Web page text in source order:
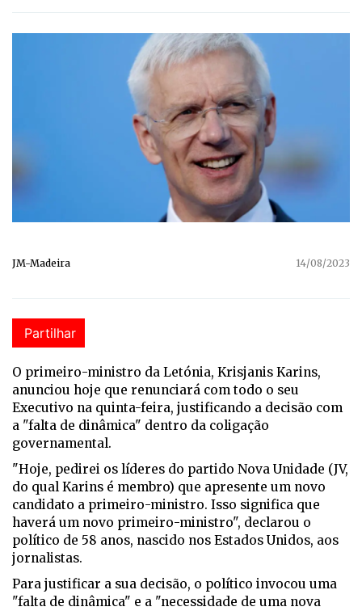
JM-Madeira 14/08/2023
Partilhar
O primeiro-ministro da Letónia, Krisjanis Karins,
anunciou hoje que renunciará com todo o seu
Executivo na quinta-feira, justificando a decisão com
a "falta de dinâmica" dentro da coligação
governamental.
"Hoje, pedirei os líderes do partido Nova Unidade (JV,
do qual Karins é membro) que apresente um novo
candidato a primeiro-ministro. Isso significa que
haverá um novo primeiro-ministro", declarou o
político de 58 anos, nascido nos Estados Unidos, aos
jornalistas.
Para justificar a sua decisão, o político invocou uma
"falta de dinâmica" e a "necessidade de uma nova